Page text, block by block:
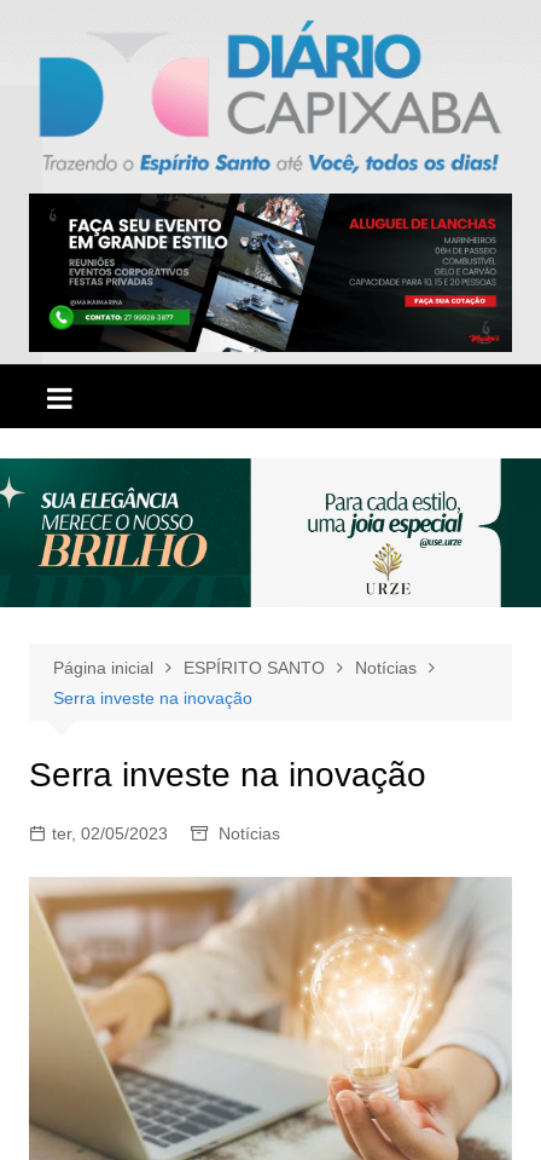
Página inicial ESPÍRITO SANTO
Notícias
Serra investe na inovação
Serra investe na inovação
ter, 02/05/2023 Notícias